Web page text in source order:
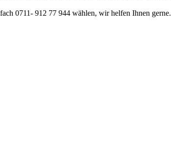
0711- 912 77 944 wählen, wir helfen Ihnen gerne.